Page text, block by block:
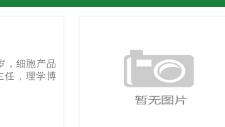
细胞产品
任，理学博